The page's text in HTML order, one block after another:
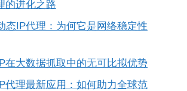
的进化之路
态IP代理：为何它是网络稳定性
在大数据抓取中的无可比拟优势
代理最新应用：如何助力全球范